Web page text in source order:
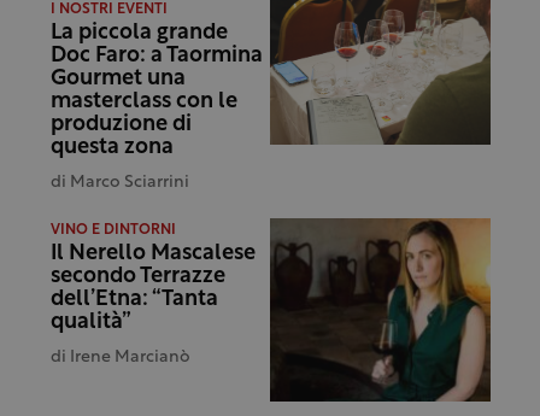
I NOSTRI EVENTI
La piccola grande
Doc Faro: a Taormina
Gourmet una
masterclass con le
produzione di
questa zona
di Marco Sciarrini
VINO E DINTORNI
Il Nerello Mascalese
secondo Terrazze
dell’Etna: “Tanta
qualità”
di Irene Marcianò